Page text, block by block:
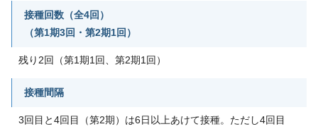
接種回数（全4回）
（第1期3回・第2期1回）
残り2回（第1期1回、第2期1回）
接種間隔
3回目と4回目（第2期）は6日以上あけて接種。ただし4回目